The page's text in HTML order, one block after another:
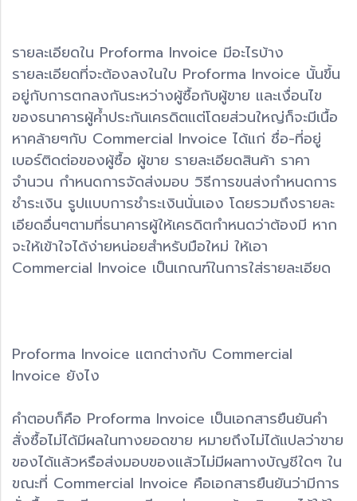
รายละเอียดใน Proforma Invoice มีอะไรบ้าง
รายละเอียดที่จะต้องลงในใบ Proforma Invoice นั้นขึ้น
อยู่กับการตกลงกันระหว่างผู้ซื้อกับผู้ขาย และเงื่อนไข
ของธนาคารผู้ค้ำประกันเครดิตแต่โดยส่วนใหญ่ก็จะมีเนื้อ
หาคล้ายๆกับ Commercial Invoice ได้แก่ ชื่อ-ที่อยู่
เบอร์ติดต่อของผู้ซื้อ ผู้ขาย รายละเอียดสินค้า ราคา
จำนวน กำหนดการจัดส่งมอบ วิธีการขนส่งกำหนดการ
ชำระเงิน รูปแบบการชำระเงินนั่นเอง โดยรวมถึงรายละ
เอียดอื่นๆตามที่ธนาคารผู้ให้เครดิตกำหนดว่าต้องมี หาก
จะให้เข้าใจได้ง่ายหน่อยสำหรับมือใหม่ ให้เอา
Commercial Invoice เป็นเกณฑ์ในการใส่รายละเอียด
Proforma Invoice แตกต่างกับ Commercial
Invoice ยังไง
คำตอบก็คือ Proforma Invoice เป็นเอกสารยืนยันคำ
สั่งซื้อไม่ได้มีผลในทางยอดขาย หมายถึงไม่ได้แปลว่าขาย
ของได้แล้วหรือส่งมอบของแล้วไม่มีผลทางบัญชีใดๆ ใน
ขณะที่ Commercial Invoice คือเอกสารยืนยันว่ามีการ